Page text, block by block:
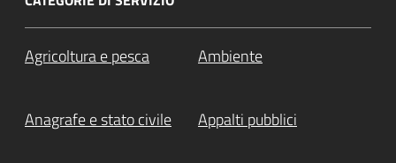
Agricoltura e pesca Ambiente
Anagrafe e stato civile Appalti pubblici